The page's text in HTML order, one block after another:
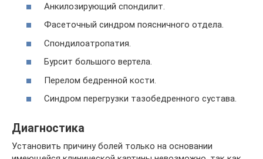
Анкилозирующий спондилит.
Фасеточный синдром поясничного отдела.
Спондилоатропатия.
Бурсит большого вертела.
Перелом бедренной кости.
Синдром перегрузки тазобедренного сустава.
Диагностика
Установить причину болей только на основании